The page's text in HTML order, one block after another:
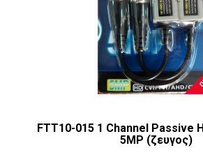
FTT10-015 1 Channel Passive
5MP (ζευγος)